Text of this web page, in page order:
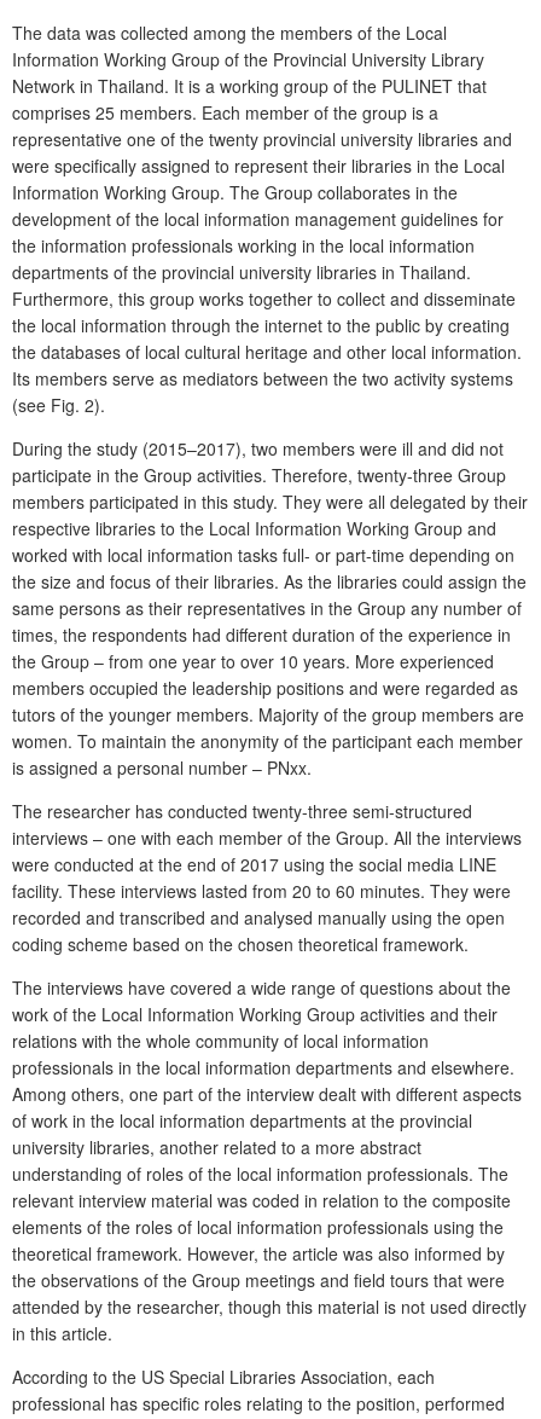
The data was collected among the members of the Local
Information Working Group of the Provincial University Library
Network in Thailand. It is a working group of the PULINET that
comprises 25 members. Each member of the group is a
representative one of the twenty provincial university libraries and
were specifically assigned to represent their libraries in the Local
Information Working Group. The Group collaborates in the
development of the local information management guidelines for
the information professio­nals working in the local information
departments of the provincial university libraries in Thailand.
Furthermore, this group works together to collect and disseminate
the local information through the internet to the public by creating
the databases of local cultural heritage and other local information.
Its members serve as mediators between the two activity systems
(see Fig. 2).
During the study (2015–2017), two members were ill and did not
participate in the Group activities. Therefore, twenty-three Group
members participated in this study. They were all delegated by their
respective libraries to the Local Information Working Group and
worked with local information tasks full- or part-time depending on
the size and focus of their libraries. As the libraries could assign the
same persons as their representatives in the Group any number of
times, the respondents had different duration of the experience in
the Group – from one year to over 10 years. More experienced
members occupied the leadership positions and were regarded as
tutors of the younger members. Majority of the group members are
women. To maintain the anonymity of the participant each member
is assigned a personal number – PNxx.
The researcher has conducted twenty-three semi-structured
interviews – one with each member of the Group. All the interviews
were conducted at the end of 2017 using the social media LINE
facility. These interviews lasted from 20 to 60 minutes. They were
recorded and transcribed and analysed manually using the open
coding scheme based on the chosen theoretical framework.
The interviews have covered a wide range of questions about the
work of the Local Information Working Group activities and their
relations with the whole community of local information
professionals in the local information departments and elsewhere.
Among others, one part of the interview dealt with different aspects
of work in the local information departments at the provincial
university libraries, another related to a more abstract
understanding of roles of the local information professionals. The
relevant interview material was coded in relation to the composite
elements of the roles of local information professionals using the
theoretical framework. However, the article was also informed by
the observations of the Group meetings and field tours that were
attended by the researcher, though this material is not used directly
in this article.
According to the US Special Libraries Association, each
professional has specific roles relating to the position, performed